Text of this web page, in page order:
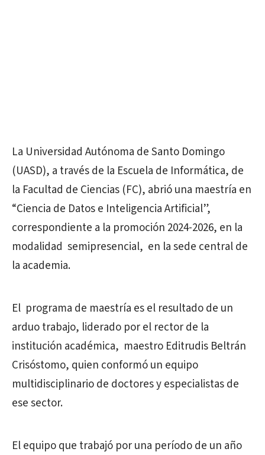
La Universidad Autónoma de Santo Domingo
(UASD), a través de la Escuela de Informática, de
la Facultad de Ciencias (FC), abrió una maestría en
“Ciencia de Datos e Inteligencia Artificial”,
correspondiente a la promoción 2024-2026, en la
modalidad semipresencial, en la sede central de
la academia.
El programa de maestría es el resultado de un
arduo trabajo, liderado por el rector de la
institución académica, maestro Editrudis Beltrán
Crisóstomo, quien conformó un equipo
multidisciplinario de doctores y especialistas de
ese sector.
El equipo que trabajó por una período de un año